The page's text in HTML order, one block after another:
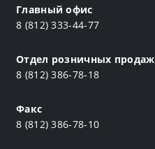
Главный офис
8 (812) 333-44-77
Отдел розничных продаж
8 (812) 386-78-18
Факс
8 (812) 386-78-10